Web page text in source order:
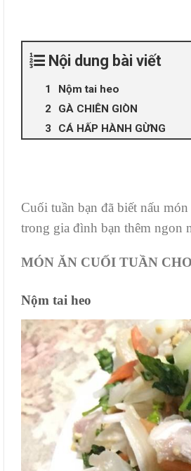
Nội dung bài viết
Nộm tai heo
GÀ CHIÊN GIÒN
CÁ HẤP HÀNH GỪNG
Cuối tuần bạn đã biết nấu
trong gia đình bạn thêm ngon
MÓN ĂN CUỐI TUẦN
Nộm tai heo